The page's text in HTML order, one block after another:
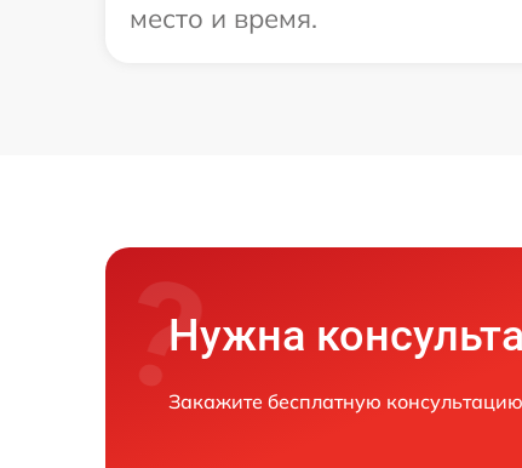
место и время.
Нужна
Закажите бесплатную консультацию